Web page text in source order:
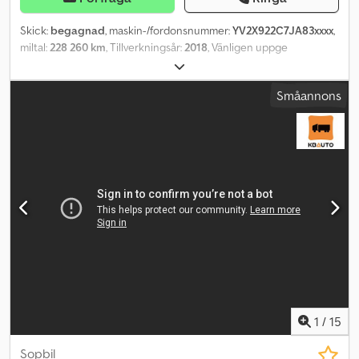
Skick: begagnad, maskin-/fordonsnummer:YV2X922C7JA83xxxx,
miltal:228 260 km, Tillverkningsår:2018, Vänligen uppge
referensnummer vid förfrågan: 22734 Specifikationer: Modellår
2018 EU-godkänd till: 30.10.26 228 260 km (kan öka något) 378 hk
Euro 6 I-shift-växellåda 2 kamrar 18,1 m³ kamrarsvolym Fjädring: Luft
Dieselvärmare Video Leveransklar Beskrivning: Vi har en Volvo FM
Det har haft Gold-serviceavtal och har fullständig servicehistorik.
Fel och brister kan förekomma då fordonet är begagnat.
Leveransklar. Km: 228 260 Hk: 378 Codpfx Amezqrzlszjrf
Småannons
1 / 15
Sopbil